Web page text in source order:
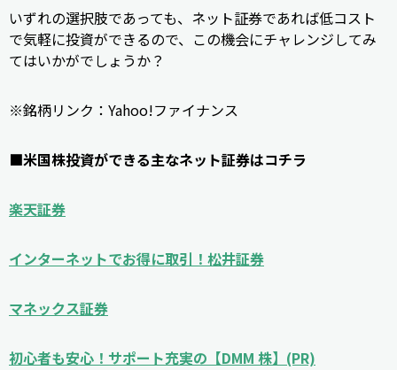
いずれの選択肢であっても、ネット証券であれば低コスト
で気軽に投資ができるので、この機会にチャレンジしてみ
てはいかがでしょうか？
※銘柄リンク：Yahoo!ファイナンス
■米国株投資ができる主なネット証券はコチラ
楽天証券
インターネットでお得に取引！松井証券
マネックス証券
初心者も安心！サポート充実の【DMM 株】(PR)